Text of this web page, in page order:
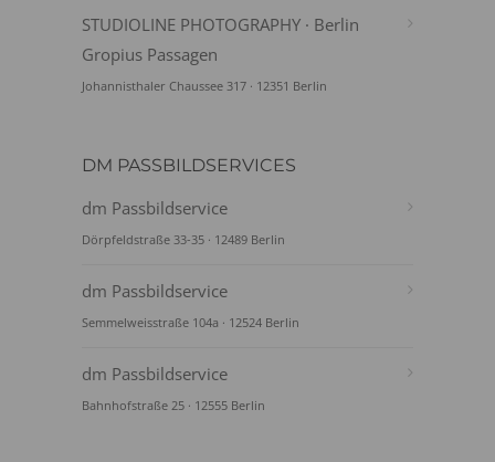
STUDIOLINE PHOTOGRAPHY · Berlin
Gropius Passagen
Johannisthaler Chaussee 317 · 12351 Berlin
DM PASSBILDSERVICES
dm Passbildservice
Dörpfeldstraße 33-35 · 12489 Berlin
dm Passbildservice
Semmelweisstraße 104a · 12524 Berlin
dm Passbildservice
Bahnhofstraße 25 · 12555 Berlin